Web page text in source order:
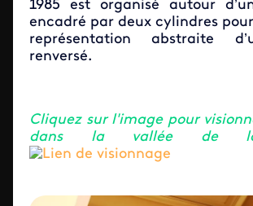
1985 est organisé autour
encadré par deux cylindres
représentation abstraite
renversé.
Cliquez sur l'image pour
dans la vallée de